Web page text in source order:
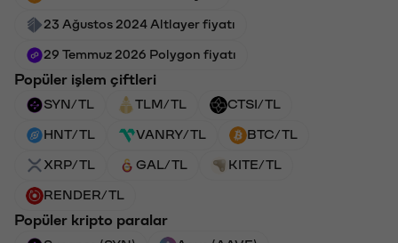
23 Ağustos 2024 Altlayer fiyatı
29 Temmuz 2026 Polygon fiyatı
Popüler işlem çiftleri
SYN/TL TLM/TL CTSI/TL
HNT/TL VANRY/TL BTC/TL
XRP/TL GAL/TL KITE/TL
RENDER/TL
Popüler kripto paralar